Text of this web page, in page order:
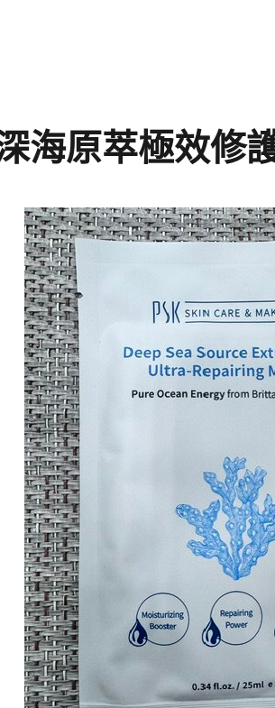
海原萃極效修